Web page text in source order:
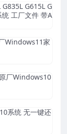
G615L G
工厂文件 带A
Windows11家
厂Windows10
系统 无一键还